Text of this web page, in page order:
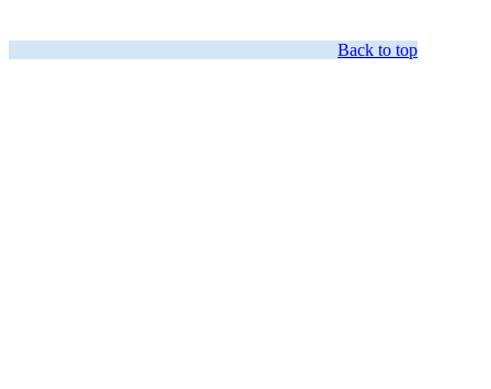
Back to top